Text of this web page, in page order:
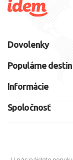
Dovolenky
Populárne
Informácie
Spoločnosť